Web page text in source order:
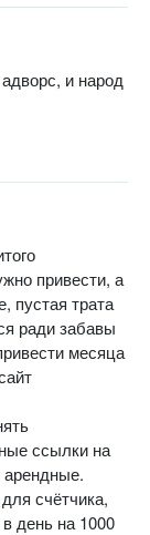
и народ
привести, а
пустая трата
ради забавы
месяца
ссылки на
счётчика,
день на 1000